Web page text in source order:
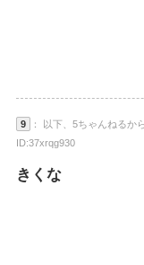
9
： 以下、5ちゃんねるか
ID:37xrqg930
きくな